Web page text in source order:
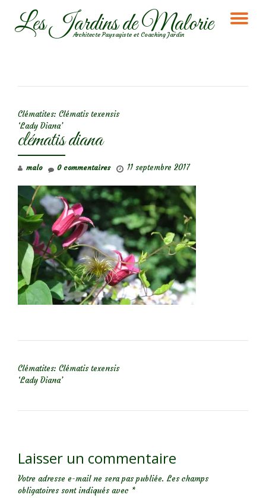
AllerLes Jardins de Malorie
Architecte Paysagiste et Coaching Jardin
Clématites: Clématis texensis
‘Lady Diana’
clématis diana
malo 11 septembre 2017
0 commentaires
Clématites: Clématis texensis
‘Lady Diana’
Laisser un commentaire
Votre adresse e-mail ne sera pas publiée. Les champs
obligatoires sont indiqués avec *